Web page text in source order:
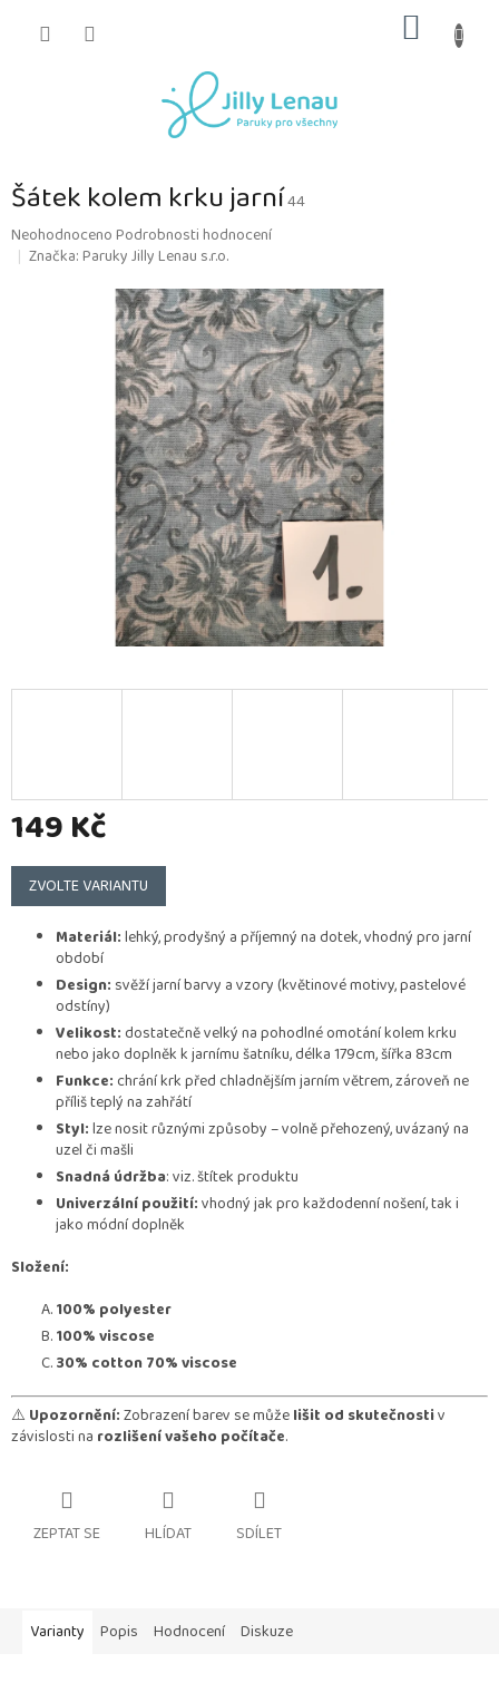
KOŠÍK
Šátek kolem krku jarní44
Průměrné
hodnocení
NeohodnocenoPodrobnosti hodnocení
Značka:Paruky Jilly Lenau s.r.o.
149 Kč
Měrná
cena:
ZVOLTE VARIANTU
Materiál:lehký, prodyšný a příjemný na dotek, vhodný pro jarní
období
Design: svěží jarní barvy a vzory (květinové motivy, pastelové
odstíny)
Velikost: dostatečně velký na pohodlné omotání kolem krku
nebo jako doplněk k jarnímu šatníku, délka 179cm, šířka 83cm
Funkce: chrání krk před chladnějším jarním větrem, zároveň ne
příliš teplý na zahřátí
Styl:lze nosit různými způsoby – volně přehozený, uvázaný na
uzel či mašli
Snadná údržba: viz. štítek produktu
Univerzální použití:vhodný jak pro každodenní nošení, tak i
jako módní doplněk
Složení:
100% polyester
100% viscose
30% cotton 70% viscose
⚠️ Upozornění:Zobrazení barev se můželišit od skutečnostiv
závislosti na rozlišení vašeho počítače.
ZEPTAT SE HLÍDAT SDÍLET
Varianty Popis Hodnocení Diskuze